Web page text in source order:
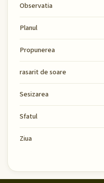
Observatia
Planul
Propunerea
rasarit de soare
Sesizarea
Sfatul
Ziua